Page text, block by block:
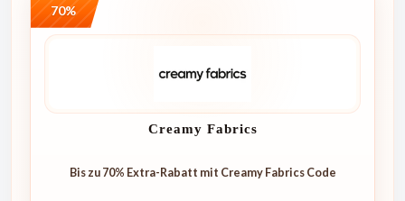
70%
Creamy Fabrics
Bis zu 70% Extra-Rabatt mit Creamy Fabrics Code